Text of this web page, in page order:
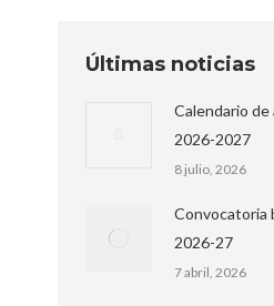
Últimas noticias
Calendario
2026-2027
8 julio, 2026
Convocatoria
2026-27
7 abril, 2026